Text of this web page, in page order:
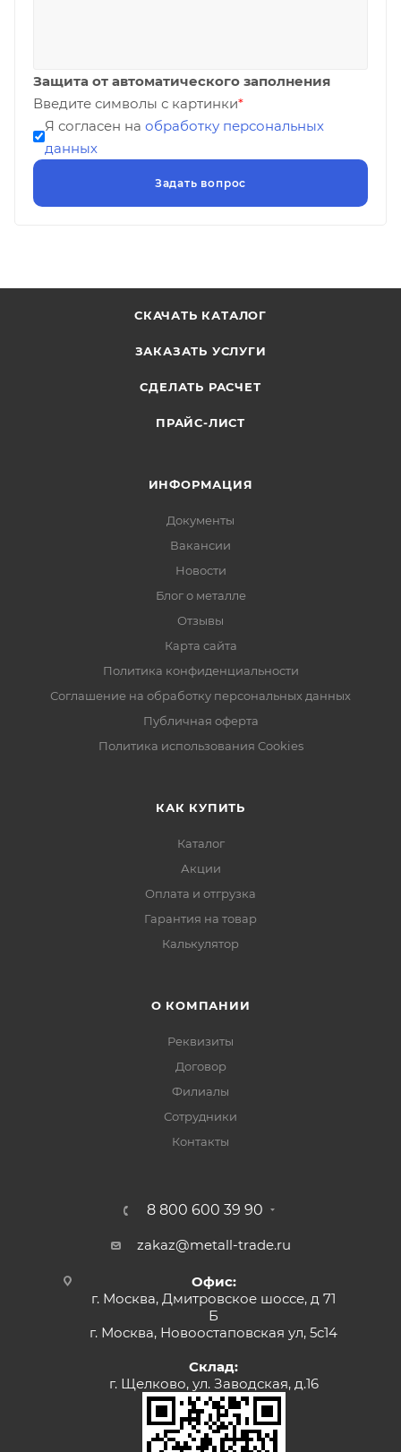
Защита от автоматического заполнения
Введите символы с картинки*
Я согласен на обработку персональных
данных
СКАЧАТЬ КАТАЛОГ
ЗАКАЗАТЬ УСЛУГИ
СДЕЛАТЬ РАСЧЕТ
ПРАЙС-ЛИСТ
ИНФОРМАЦИЯ
Документы
Вакансии
Новости
Блог о металле
Отзывы
Карта сайта
Политика конфиденциальности
Соглашение на обработку персональных данных
Публичная оферта
Политика использования Cookies
КАК КУПИТЬ
Каталог
Акции
Оплата и отгрузка
Гарантия на товар
Калькулятор
О КОМПАНИИ
Реквизиты
Договор
Филиалы
Сотрудники
Контакты
8 800 600 39 90
zakaz@metall-trade.ru
Офис:
г. Москва, Дмитровское шоссе, д 71
Б
г. Москва, Новоостаповская ул, 5с14
Склад:
г. Щелково, ул. Заводская, д.16